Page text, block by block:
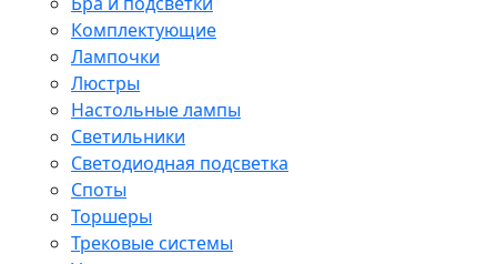
Комплектующие
Лампочки
Люстры
Настольные лампы
Светильники
Светодиодная подсветка
Споты
Торшеры
Трековые системы